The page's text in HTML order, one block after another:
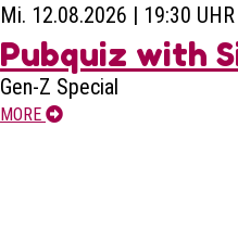
Mi. 12.08.2026 | 19:30 UHR
Pubquiz with
Gen-Z Special
MORE